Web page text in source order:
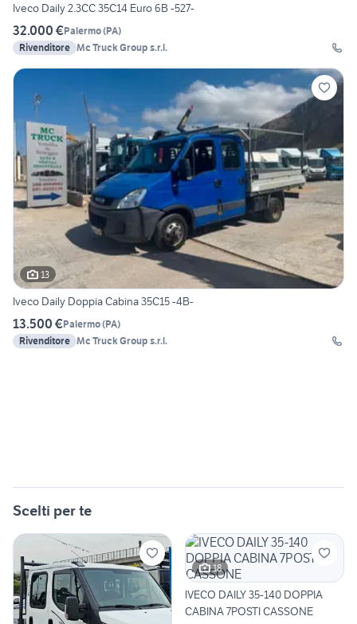
Iveco Daily 2.3CC 35C14 Euro 6B -527-
32.000 €Palermo(PA)
Rivenditore Mc Truck Group s.r.l.
13
Iveco Daily Doppia Cabina 35C15 -4B-
13.500 €Palermo(PA)
Rivenditore Mc Truck Group s.r.l.
Scelti per te
18
IVECO DAILY 35-140 DOPPIA
CABINA 7POSTI CASSONE